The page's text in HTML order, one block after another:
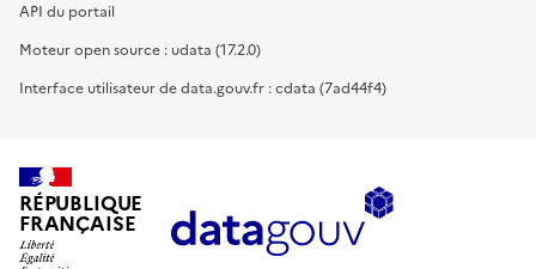
API du portail
Moteur open source : udata (17.2.0)
Interface utilisateur de data.gouv.fr : cdata (7ad44f4)
RÉPUBLIQUE
FRANÇAISE